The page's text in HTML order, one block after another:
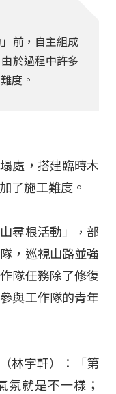
前，自主組成
於過程中許多
度。
處，搭建臨時木
了施工難度。
尋根活動」，部
，巡視山路並強
隊任務除了修復
與工作隊的青年
林宇軒）：「第
氛就是不一樣；